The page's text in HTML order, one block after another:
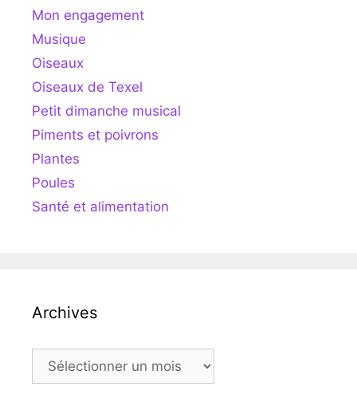
Mon engagement
Musique
Oiseaux
Oiseaux de Texel
Petit dimanche musical
Piments et poivrons
Plantes
Poules
Santé et alimentation
Archives
Archives